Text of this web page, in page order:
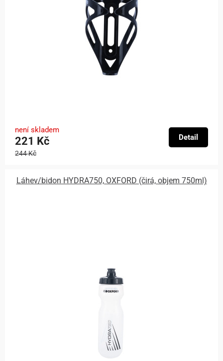
není skladem
221 Kč
244 Kč
Detail
Láhev/bidon HYDRA750, OXFORD (čirá, objem 750ml)